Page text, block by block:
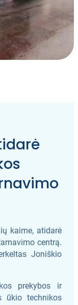
kaime, atidarė
centrą.
Joniškio
prekybos ir
ūkio technikos